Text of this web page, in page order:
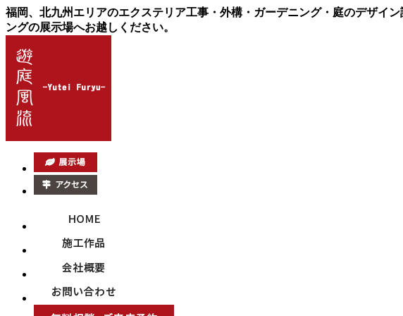
福岡、北九州エリアのエクステリア工事・外構・ガーデニング・庭のデザイ
ングの展示場へお越しください。